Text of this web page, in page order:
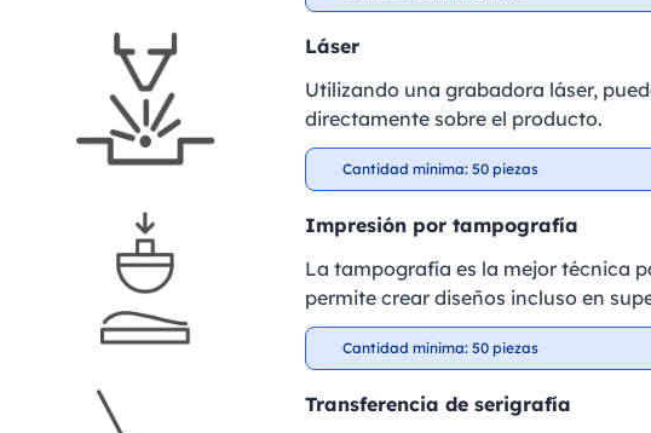
Láser
Utilizando una grabadora láser,
directamente sobre el producto.
Cantidad mínima: 50 piezas
Impresión por tampografía
La tampografía es la mejor técnica
permite crear diseños incluso en
Cantidad mínima: 50 piezas
Transferencia de serigrafía